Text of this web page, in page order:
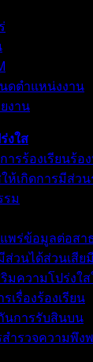
ดตำแหน่งงาน
งาน
งใส
ารร้องเรียนร้อ
ห้เกิดการมีส่วน
รม
แพร่ข้อมูลต่อสา
ส่วนได้ส่วนเสีย
มความโปร่งใ
เรื่องร้องเรียน
นการรับสินบน
ำรวจความพึง